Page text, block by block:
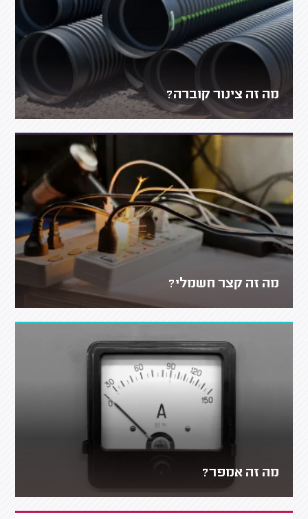
מה זה צינור קוברה?
מה זה קצר חשמלי?
מה זה אמפר?